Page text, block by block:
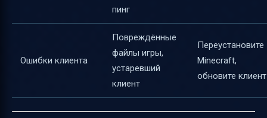
пинг
Ошибки клиента
Повреждённые
файлы игры,
устаревший
клиент
Переустановите
Minecraft,
обновите клиент